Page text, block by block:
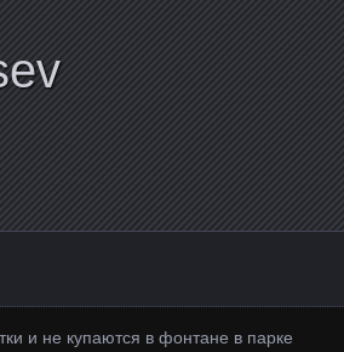
и не купаются в фонтане в парке